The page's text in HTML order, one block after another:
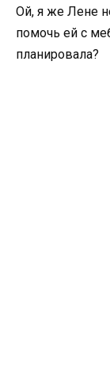
Ой, я же Лене
помочь ей с
планировала?